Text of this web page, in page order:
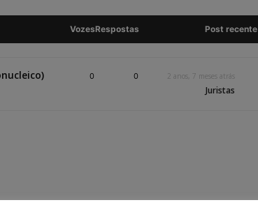
VozesRespostas Post recente
0 0 2 anos, 7 meses atrás
Juristas